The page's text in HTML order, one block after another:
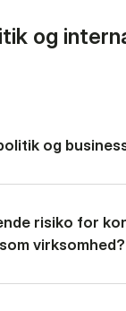
og
og
risiko for
virksomhed?